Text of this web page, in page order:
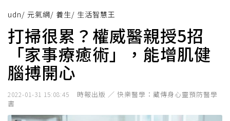
udn/ 元氣網/ 養生/ 生活智慧王
打掃很累？權威醫親授5招
「家事療癒術」，能增肌健
腦搏開心
2022-01-31 15:08:45
時報出版 ／ 快樂醫學：藏傳身心靈預防醫學
書